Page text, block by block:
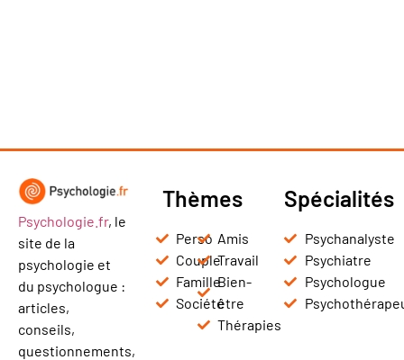
Psychologie.fr, le
site de la
psychologie et
du psychologue :
articles,
conseils,
questionnements,
Thèmes
Perso
Couple
Famille
Société
Amis
Travail
Bien-
être
Thérapies
Spécialités
Psychanalyste
Psychiatre
Psychologue